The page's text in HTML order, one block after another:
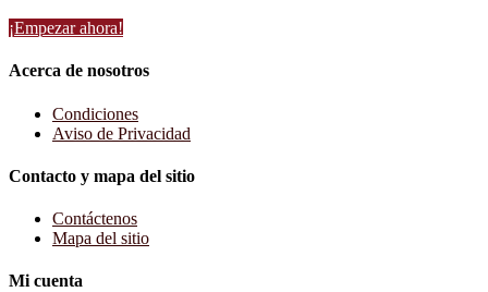
¡Empezar ahora!
Acerca de nosotros
Condiciones
Aviso de Privacidad
Contacto y mapa del sitio
Contáctenos
Mapa del sitio
Mi cuenta